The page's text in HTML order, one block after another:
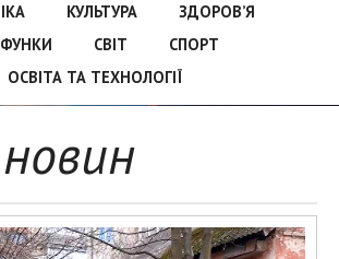
КУЛЬТУРА
ЗДОРОВ’Я
СВІТ
СПОРТ
ОСВІТА ТА ТЕХНОЛОГІЇ